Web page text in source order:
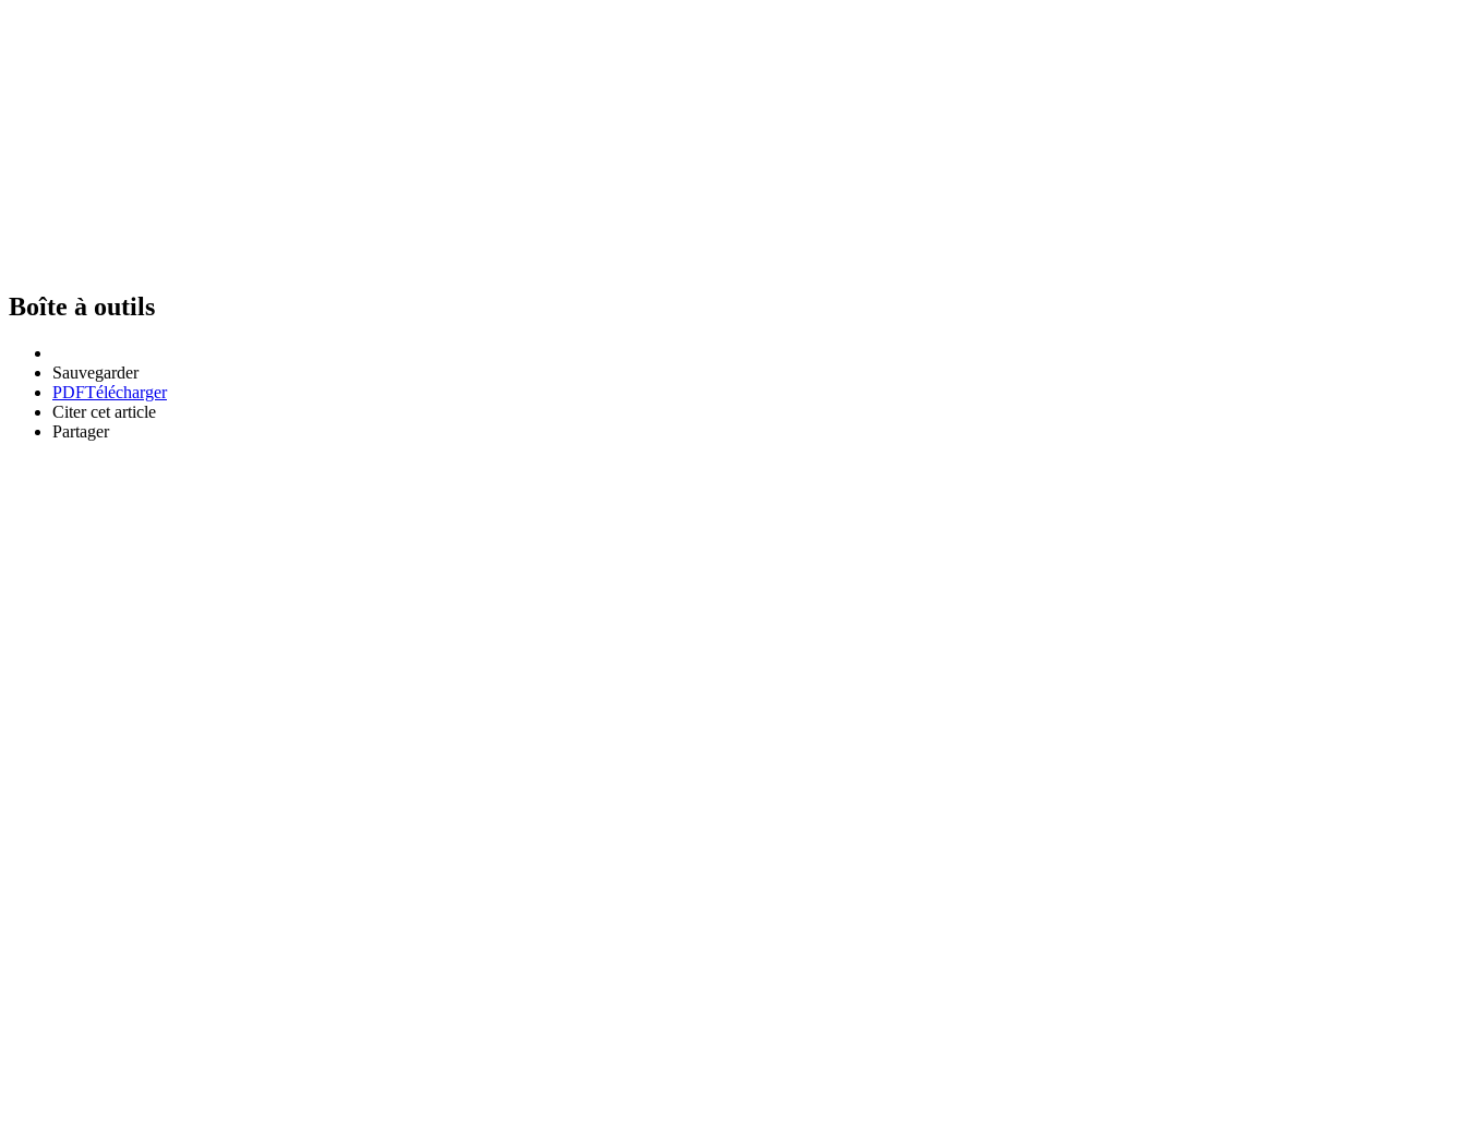
Boîte à outils
Sauvegarder
PDFTélécharger
Citer cet article
Partager